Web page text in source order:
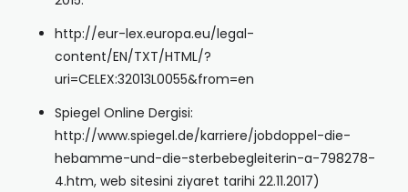
http://eur-lex.europa.eu/legal-
content/EN/TXT/HTML/?
uri=CELEX:32013L0055&from=en
Spiegel Online Dergisi:
http://www.spiegel.de/karriere/jobdoppel-die-
hebamme-und-die-sterbebegleiterin-a-798278-
4.htm, web sitesini ziyaret tarihi 22.11.2017)